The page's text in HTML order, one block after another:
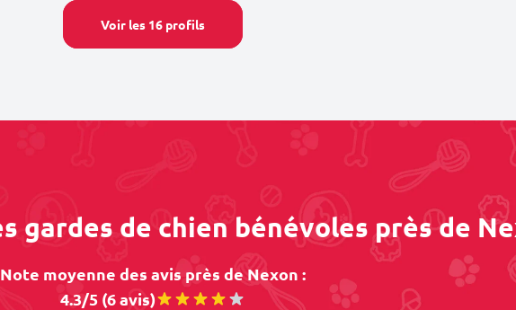
Voir les 16 profils
gardes de chien bénévoles près de
Note moyenne des avis près de Nexon :
4.3/5 (6 avis)